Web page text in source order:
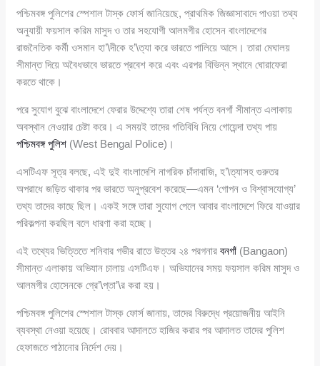
পশ্চিমবঙ্গ পুলিশের স্পেশাল টাস্ক ফোর্স জানিয়েছে, প্রাথমিক জিজ্ঞাসাবাদে পাওয়া তথ্য
অনুযায়ী ফয়সাল করিম মাসুদ ও তার সহযোগী আলমগীর হোসেন বাংলাদেশের
রাজনৈতিক কর্মী ওসমান হা’\দীকে হ’\ত্যা করে ভারতে পালিয়ে আসে। তারা মেঘালয়
সীমান্ত দিয়ে অবৈধভাবে ভারতে প্রবেশ করে এবং এরপর বিভিন্ন স্থানে ঘোরাফেরা
করতে থাকে।
পরে সুযোগ বুঝে বাংলাদেশে ফেরার উদ্দেশ্যে তারা শেষ পর্যন্ত বনগাঁ সীমান্ত এলাকায়
অবস্থান নেওয়ার চেষ্টা করে। এ সময়ই তাদের গতিবিধি নিয়ে গোয়েন্দা তথ্য পায়
পশ্চিমবঙ্গ পুলিশ (West Bengal Police)।
এসটিএফ সূত্র বলছে, এই দুই বাংলাদেশি নাগরিক চাঁদাবাজি, হ’\ত্যাসহ গুরুতর
অপরাধে জড়িত থাকার পর ভারতে অনুপ্রবেশ করেছে—এমন ‘গোপন ও বিশ্বাসযোগ্য’
তথ্য তাদের কাছে ছিল। একই সঙ্গে তারা সুযোগ পেলে আবার বাংলাদেশে ফিরে যাওয়ার
পরিকল্পনা করছিল বলে ধারণা করা হচ্ছে।
এই তথ্যের ভিত্তিতে শনিবার গভীর রাতে উত্তর ২৪ পরগনারবনগাঁ (Bangaon)
সীমান্ত এলাকায় অভিযান চালায় এসটিএফ। অভিযানের সময় ফয়সাল করিম মাসুদ ও
আলমগীর হোসেনকে গ্রে’\প্তা’\র করা হয়।
পশ্চিমবঙ্গ পুলিশের স্পেশাল টাস্ক ফোর্স জানায়, তাদের বিরুদ্ধে প্রয়োজনীয় আইনি
ব্যবস্থা নেওয়া হয়েছে। রোববার আদালতে হাজির করার পর আদালত তাদের পুলিশ
হেফাজতে পাঠানোর নির্দেশ দেয়।